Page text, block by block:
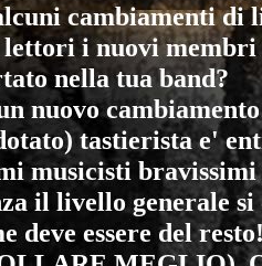
cambiamenti
lettori i nuovi
nella tua band?
nuovo
tastierista e'
musicisti
il livello generale
deve essere del